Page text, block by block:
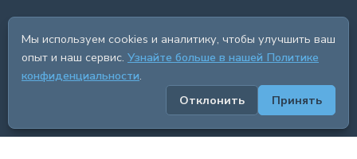
Мы используем cookies и аналитику, чтобы улучшить ваш
опыт и наш сервис. Узнайте больше в нашей Политике
конфиденциальности.
Отклонить
Принять